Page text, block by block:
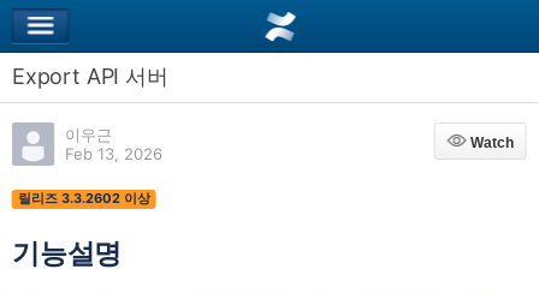
Export API 서버
이우근
Feb 13, 2026
Watch
Watch
릴리즈 3.3.2602 이상
기능설명